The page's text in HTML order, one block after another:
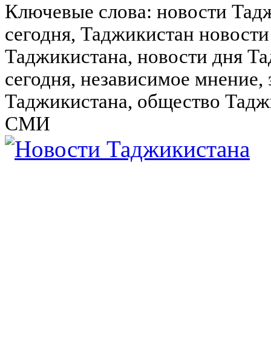
Ключевые слова: новости
сегодня, Таджикистан
Таджикистана, новости дня
сегодня, независимое
Таджикистана, общество
СМИ